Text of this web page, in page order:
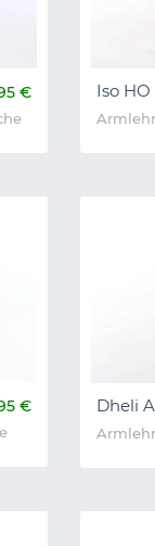
€ Iso HO
€ Dheli